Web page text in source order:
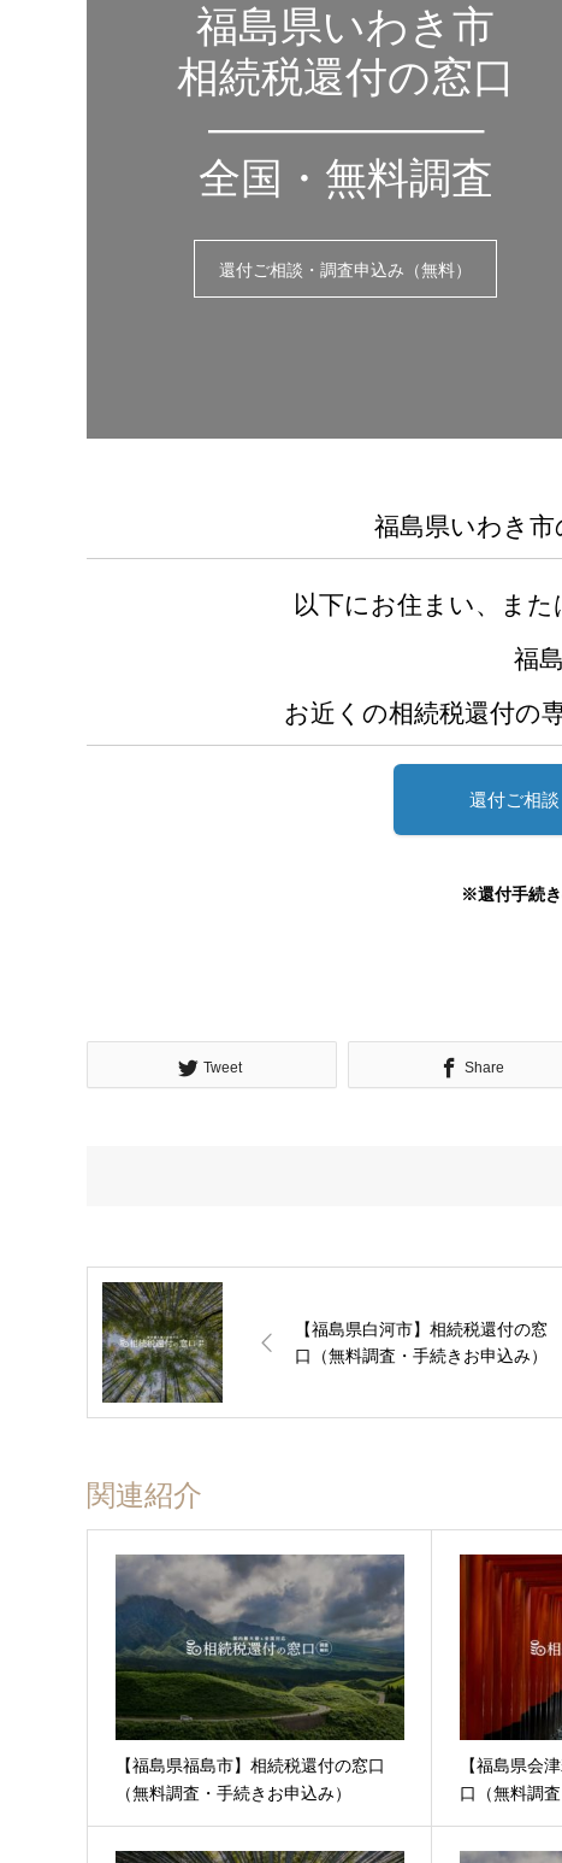
福島県いわき市
相続税還付の窓口
——————–
全国・無料調査
還付ご相談・調査申込み（無料）
福島県いわき市
以下にお住まい、ま
福
お近くの相続税還付の
還付ご相談
※還付手続き
Tweet Share
【福島県白河市】相続税還付の窓
口（無料調査・手続きお申込み）
関連紹介
【福島県福島市】相続税還付の窓口
（無料調査・手続きお申込み）
【福島県会
口（無料調